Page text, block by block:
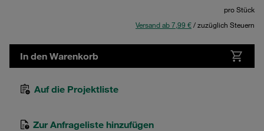
pro Stück
Versand ab 7,99 €/ zuzüglich Steuern
In den Warenkorb
Auf die Projektliste
Zur Anfrageliste hinzufügen